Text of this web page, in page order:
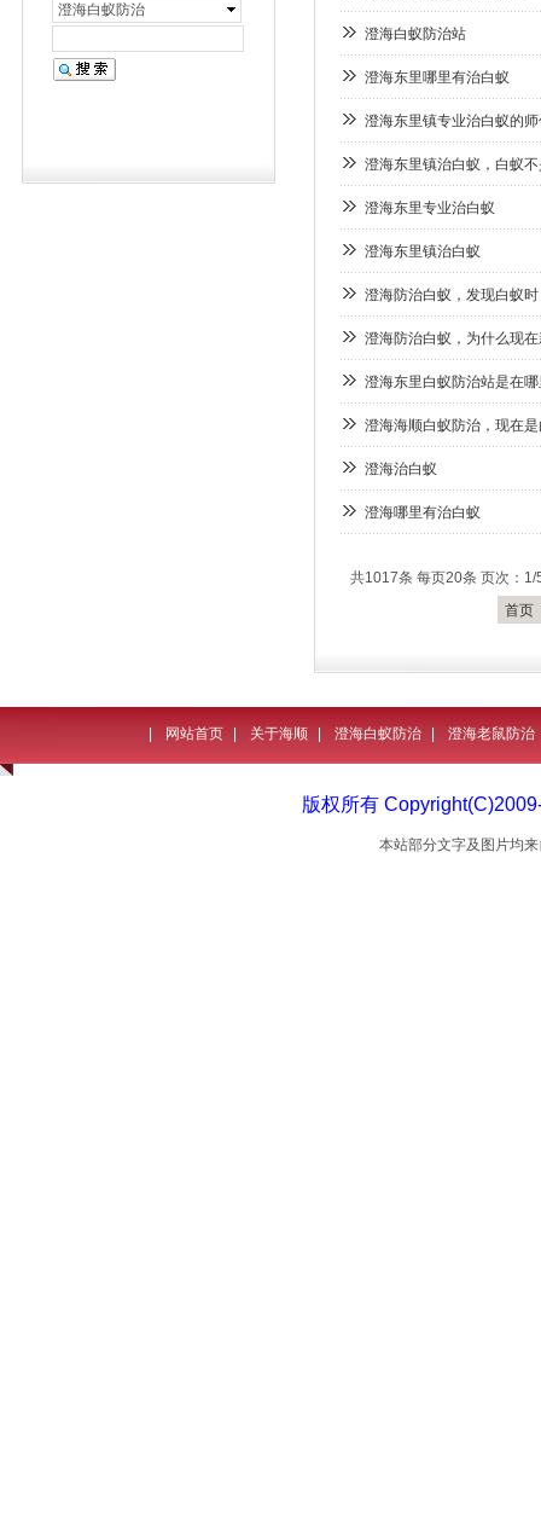
澄海白蚁防治
澄海白蚁防治站
澄海东里哪里有治白蚁
澄海东里镇专业治白蚁的
澄海东里镇治白蚁，白蚁
澄海东里专业治白蚁
澄海东里镇治白蚁
澄海防治白蚁，发现白蚁
澄海防治白蚁，为什么现
澄海东里白蚁防治站是在
澄海海顺白蚁防治，现在
澄海治白蚁
澄海哪里有治白蚁
共1017条 每页20条 页次：1/
首页
网站首页 关于海顺 澄海白蚁防治 澄海老鼠防治
版权所有
本站部分文字及图片均